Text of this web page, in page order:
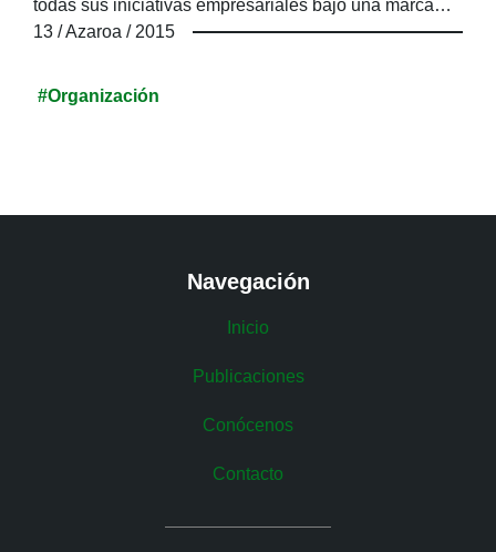
todas sus iniciativas empresariales bajo una marca
única que suma dos de las características que han
durante muchos años: la ilusión y la unión. Así nació
ILUNION.
13 / Azaroa / 2015
#Organización
Navegación
Inicio
Publicaciones
Conócenos
Contacto